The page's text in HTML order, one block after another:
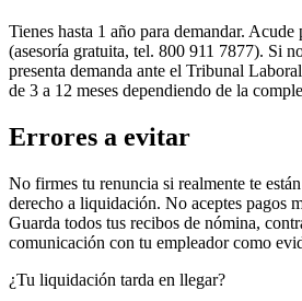
Tienes hasta 1 año para demandar.
(asesoría gratuita, tel. 800 911 7877). Si
presenta demanda ante el Tribunal
de 3 a 12 meses dependiendo de la
Errores a evitar
No firmes tu renuncia si realmente te
derecho a liquidación. No aceptes pagos
Guarda todos tus recibos de nómina,
comunicación con tu empleador como
¿Tu liquidación tarda en llegar?